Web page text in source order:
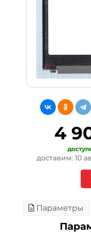
4
доставим: 10
Параметры